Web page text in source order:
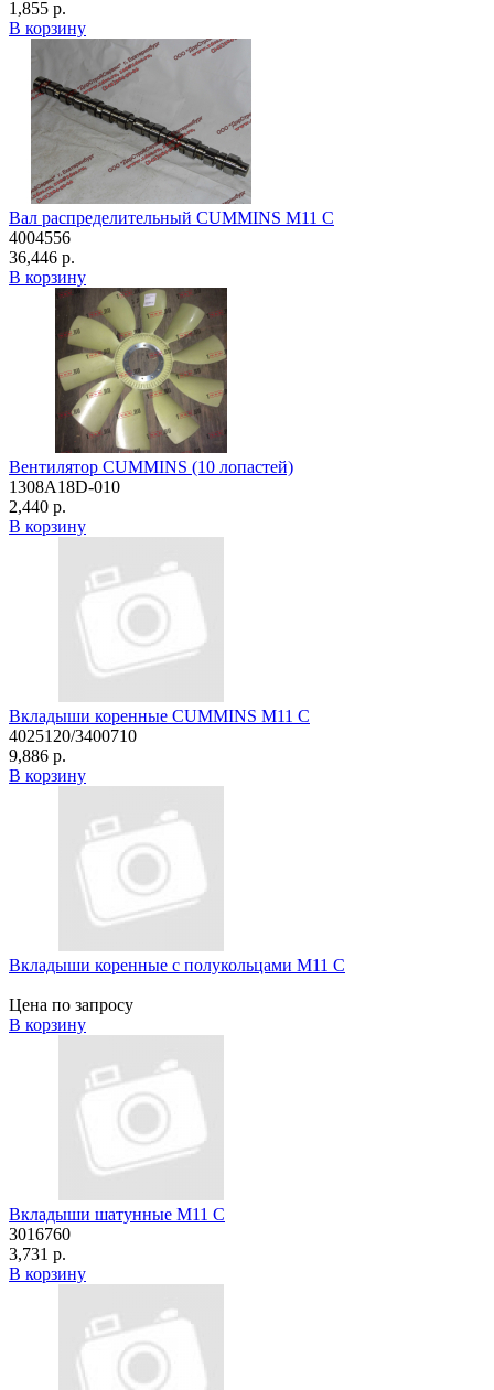
1,855 р.
В корзину
Вал распределительный CUMMINS M11 C
4004556
36,446 р.
В корзину
Вентилятор CUMMINS (10 лопастей)
1308A18D-010
2,440 р.
В корзину
Вкладыши коренные CUMMINS M11 C
4025120/3400710
9,886 р.
В корзину
Вкладыши коренные с полукольцами М11 C
Цена по запросу
В корзину
Вкладыши шатунные М11 C
3016760
3,731 р.
В корзину